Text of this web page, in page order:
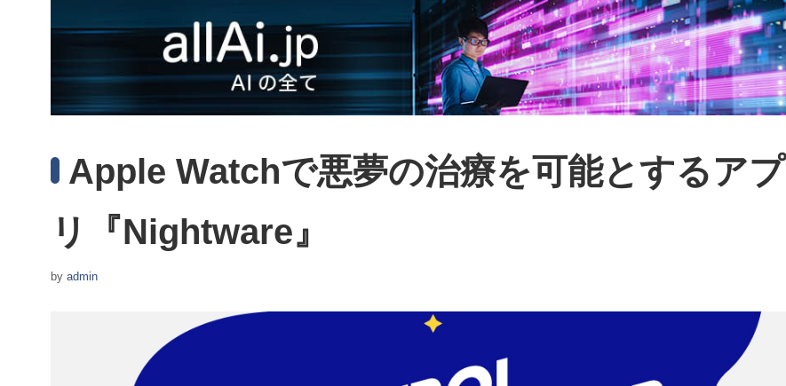
Apple Watchで悪夢の治療を可能とするアプ
リ『Nightware』
by admin